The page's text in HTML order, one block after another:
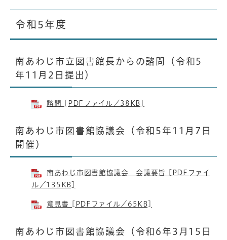
令和5年度
南あわじ市立図書館長からの諮問（令和5
年11月2日提出）
諮問 [PDFファイル／38KB]
南あわじ市図書館協議会（令和5年11月7日
開催）
南あわじ市図書館協議会 会議要旨 [PDFファイ
ル／135KB]
意見書 [PDFファイル／65KB]
南あわじ市図書館協議会（令和6年3月15日